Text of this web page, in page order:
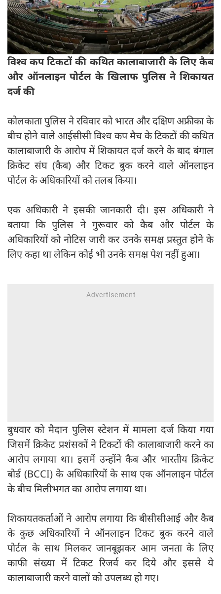
विश्व कप टिकटों की कथित कालाबाजारी के लिए कैब
और ऑनलाइन पोर्टल के खिलाफ पुलिस ने शिकायत
दर्ज की
कोलकाता पुलिस ने रविवार को भारत और दक्षिण अफ्रीका के
बीच होने वाले आईसीसी विश्व कप मैच के टिकटों की कथित
कालाबाजारी के आरोप में शिकायत दर्ज करने के बाद बंगाल
क्रिकेट संघ (कैब) और टिकट बुक करने वाले ऑनलाइन
पोर्टल के अधिकारियों को तलब किया।
एक अधिकारी ने इसकी जानकारी दी। इस अधिकारी ने
बताया कि पुलिस ने गुरूवार को कैब और पोर्टल के
अधिकारियों को नोटिस जारी कर उनके समक्ष प्रस्तुत होने के
लिए कहा था लेकिन कोई भी उनके समक्ष पेश नहीं हुआ।
बुधवार को मैदान पुलिस स्टेशन में मामला दर्ज किया गया
जिसमें क्रिकेट प्रशंसकों ने टिकटों की कालाबाजारी करने का
आरोप लगाया था। इसमें उन्होंने कैब और भारतीय क्रिकेट
बोर्ड (BCCI) के अधिकारियों के साथ एक ऑनलाइन पोर्टल
के बीच मिलीभगत का आरोप लगाया था।
शिकायतकर्ताओं ने आरोप लगाया कि बीसीसीआई और कैब
के कुछ अधिकारियों ने ऑनलाइन टिकट बुक करने वाले
पोर्टल के साथ मिलकर जानबूझकर आम जनता के लिए
काफी संख्या में टिकट रिजर्व कर दिये और इससे ये
कालाबाजारी करने वालों को उपलब्ध हो गए।